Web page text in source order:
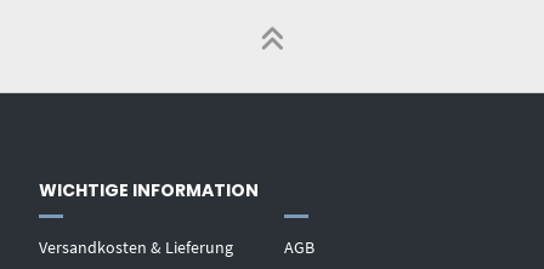
WICHTIGE INFORMATION
Versandkosten & Lieferung
AGB